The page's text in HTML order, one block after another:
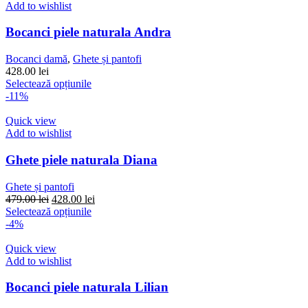
449.00 lei.
variații.
pot
fi
în
Add to wishlist
Bocanci piele naturala Andra
Bocanci damă, Ghete și pantofi
428.00 lei
Selectează opțiunileAcest
Opțiunile
pot
alese
în
pagina
-11%
Quick view
Add to wishlist
Ghete piele naturala Diana
Ghete și pantofi
479.00lei Prețul
inițial
479.00 lei.
428.00 lei
Selectează opțiunileAcest
Opțiunile
-4%
Quick view
Add to wishlist
Bocanci piele naturala Lilian